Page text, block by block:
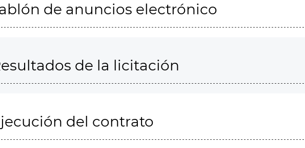
de anuncios electrónico
de la licitación
del contrato